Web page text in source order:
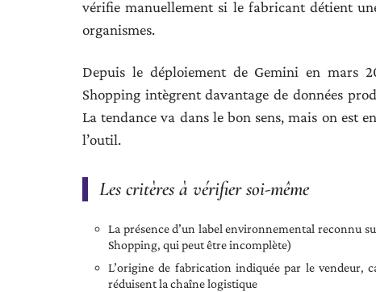
vérifie manuellement si le fabricant détient
organismes.
Depuis le déploiement de Gemini en mars
Shopping intègrent davantage de données
La tendance va dans le bon sens, mais on est
l’outil.
Les critères à vérifier soi-même
La présence d’un label environnemental reconnu
Shopping, qui peut être incomplète)
L’origine de fabrication indiquée par le vendeur,
réduisent la chaîne logistique